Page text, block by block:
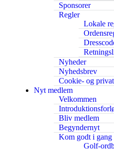
Sponsorer
Regler
Lokale
Nyheder
Nyhedsbrev
Cookie- og
Nyt medlem
Velkommen
Bliv medlem
Begyndernyt
Kom godt i gang
Golf-